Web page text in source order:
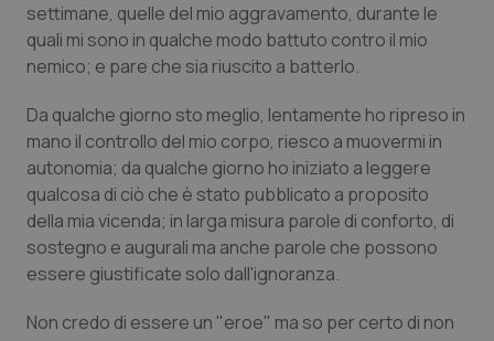
Puglia
Sardegna
Sicilia
Toscana
Umbria
Valle D’Aosta
Malattie rare
Malattia di Crohn & Rettocolite Ulcerosa
Neuroscienze & patologie neurodegenerative
Obesità
Oftalmologia
Oncodermatologia
settimane, quelle del mio aggravamento, durante le
quali mi sono in qualche modo battuto contro il mio
nemico; e pare che sia riuscito a batterlo.
Da qualche giorno sto meglio, lentamente ho ripreso in
mano il controllo del mio corpo, riesco a muovermi in
autonomia; da qualche giorno ho iniziato a leggere
qualcosa di ciò che è stato pubblicato a proposito
della mia vicenda; in larga misura parole di conforto, di
sostegno e augurali ma anche parole che possono
essere giustificate solo dall'ignoranza.
Non credo di essere un "eroe" ma so per certo di non